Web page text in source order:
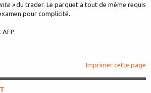
»du trader. Le parquet a tout de même requis
pour complicité.
AFP
Imprimer cette page